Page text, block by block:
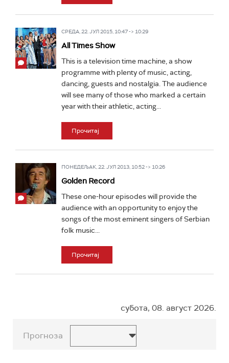
СРЕДА, 22. ЈУЛ 2015, 10:47 -> 10:29
All Times Show
This is a television time machine, a show
programme with plenty of music, acting,
dancing, guests and nostalgia. The audience
will see many of those who marked a certain
year with their athletic, acting...
Прочитај
ПОНЕДЕЉАК, 22. ЈУЛ 2013, 10:52 -> 10:26
Golden Record
These one-hour episodes will provide the
audience with an opportunity to enjoy the
songs of the most eminent singers of Serbian
folk music...
Прочитај
субота, 08. август 2026.
Прогноза